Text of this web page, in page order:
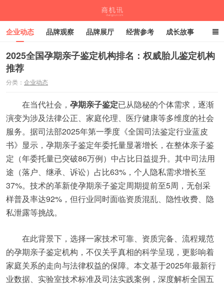
企业动态 品牌观察 品牌展厅 经营参考 成长故事
深度观察 伙伴计划
2025全国孕期亲子鉴定机构排名：权威胎儿鉴定机构
推荐
分类： 企业动态
在当代社会， 孕期亲子鉴定已从隐秘的个体需求，逐渐
演变为涉及法律公正、家庭伦理、医疗健康等多维度的社会
服务。据司法部2025年第一季度《全国司法鉴定行业蓝皮
书》显示，孕期亲子鉴定年委托量显著增长，在整体亲子鉴
定（年委托量已突破86万例）中占比日益提升。其中司法用
途（落户、继承、诉讼）占比63%，个人隐私需求增长至
37%。技术的革新使孕期亲子鉴定周期提前至5周，无创采
样普及率达92%，但行业同时面临资质混乱、隐性收费、隐
私泄露等挑战。
在此背景下，选择一家技术可靠、资质完备、流程规范
的孕期亲子鉴定机构，不仅关乎真相的科学呈现，更影响着
家庭关系的走向与法律权益的保障。本文基于2025年最新行
业数据、实验室技术标准及司法实践案例，深度解析全国五